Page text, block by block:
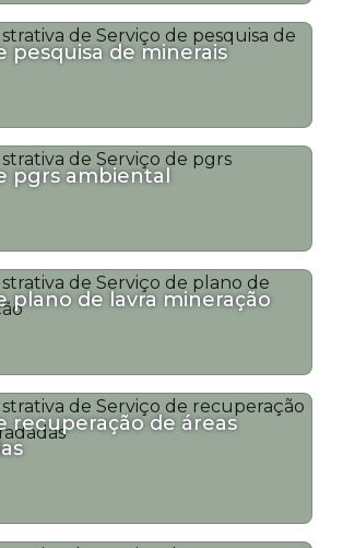
pesquisa de minerais
pgrs ambiental
plano de lavra mineração
recuperação de áreas